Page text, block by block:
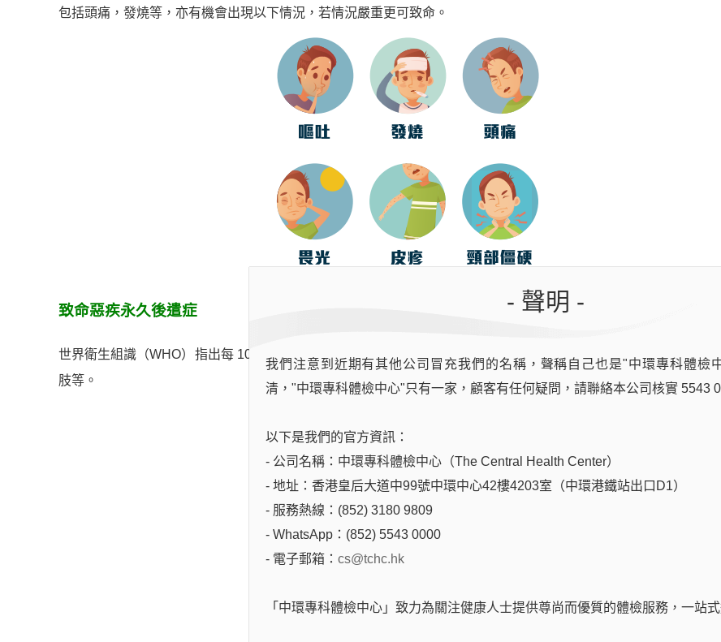
包括頭痛，發燒等，亦有機會出現以下情況，若情況嚴重更可致命。
致命惡疾永久後遣症
世界衛生組識（WHO）指出每 10 個患者，有 1 個死亡。10-20%倖存者會留下永久的後遣症，包括：智力受損、失
肢等。
B型腦膜炎雙球菌疫苗定價
本產品已下架
- 聲明 -
我們注意到近期有其他公司冒充我們的名稱，聲稱自己也是"中環專科體檢
清，"中環專科體檢中心"只有一家，顧客有任何疑問，請聯絡本公司核實 5543
以下是我們的官方資訊：
- 公司名稱：中環專科體檢中心（The Central Health Center）
- 地址：香港皇后大道中99號中環中心42樓4203室（中環港鐵站出口D1）
- 服務熱線：(852) 3180 9809
- WhatsApp：(852) 5543 0000
- 電子郵箱： cs@tchc.hk
「中環專科體檢中心」致力為關注健康人士提供尊尚而優質的體檢服務，一站